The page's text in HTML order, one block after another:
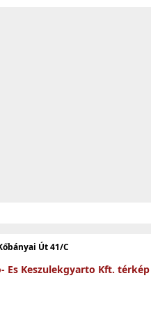
Út 41/C
Es Keszulekgyarto Kft. térkép